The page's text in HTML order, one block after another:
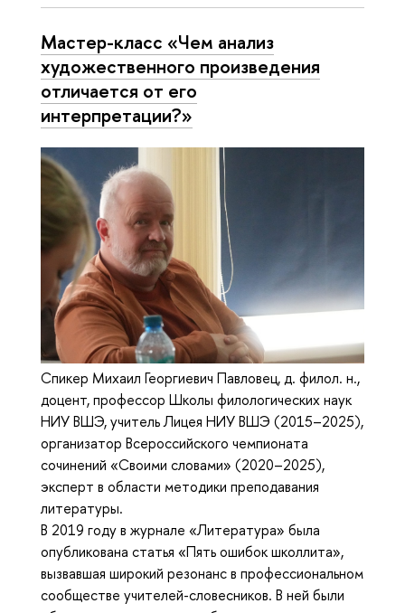
Мастер-класс «Чем анализ
художественного произведения
отличается от его
интерпретации?»
Спикер Михаил Георгиевич Павловец, д. филол. н.,
доцент, профессор Школы филологических наук
НИУ ВШЭ, учитель Лицея НИУ ВШЭ (2015–2025),
организатор Всероссийского чемпионата
сочинений «Своими словами» (2020–2025),
эксперт в области методики преподавания
литературы.
В 2019 году в журнале «Литература» была
опубликована статья «Пять ошибок школлита»,
вызвавшая широкий резонанс в профессиональном
сообществе учителей-словесников. В ней были